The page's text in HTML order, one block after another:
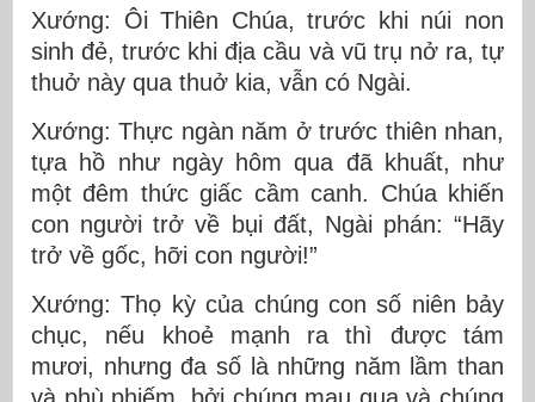
Xướng: Ôi Thiên Chúa, trước khi núi non
sinh đẻ, trước khi địa cầu và vũ trụ nở ra, tự
thuở này qua thuở kia, vẫn có Ngài.
Xướng: Thực ngàn năm ở trước thiên nhan,
tựa hồ như ngày hôm qua đã khuất, như
một đêm thức giấc cầm canh. Chúa khiến
con người trở về bụi đất, Ngài phán: “Hãy
trở về gốc, hỡi con người!”
Xướng: Thọ kỳ của chúng con số niên bảy
chục, nếu khoẻ mạnh ra thì được tám
mươi, nhưng đa số là những năm lầm than